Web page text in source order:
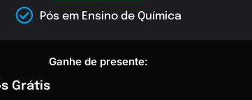
Pós em Ensino de Química
Ganhe de presente:
Grátis